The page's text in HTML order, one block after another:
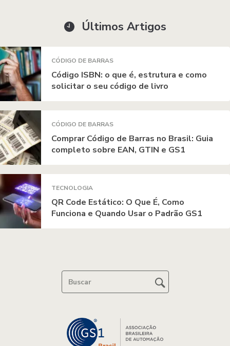
Últimos Artigos
CÓDIGO DE BARRAS
Código ISBN: o que é, estrutura e como
solicitar o seu código de livro
CÓDIGO DE BARRAS
Comprar Código de Barras no Brasil: Guia
completo sobre EAN, GTIN e GS1
TECNOLOGIA
QR Code Estático: O Que É, Como
Funciona e Quando Usar o Padrão GS1